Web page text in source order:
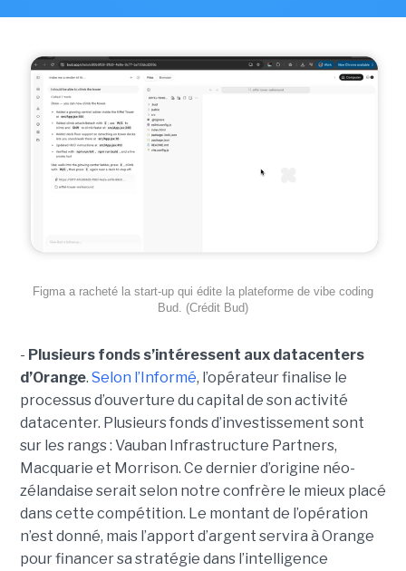
Figma a racheté la start-up qui édite la plateforme de vibe coding
Bud. (Crédit Bud)
- Plusieurs fonds s’intéressent aux datacenters
d’Orange. Selon l’Informé, l’opérateur finalise le
processus d’ouverture du capital de son activité
datacenter. Plusieurs fonds d’investissement sont
sur les rangs : Vauban Infrastructure Partners,
Macquarie et Morrison. Ce dernier d’origine néo-
zélandaise serait selon notre confrère le mieux placé
dans cette compétition. Le montant de l’opération
n’est donné, mais l’apport d’argent servira à Orange
pour financer sa stratégie dans l’intelligence